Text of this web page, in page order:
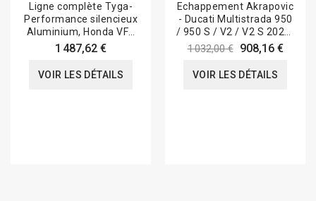
Ligne complète Tyga-
Performance silencieux
Aluminium, Honda VFR
750 RC36 90-93
1 487,62 €
VOIR LES DÉTAILS
Echappement Akrapovic
- Ducati Multistrada 950
/ 950 S / V2 / V2 S 2021-
24
1 032,00 € 908,16 €
VOIR LES DÉTAILS